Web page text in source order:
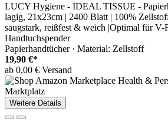
LUCY Hygiene - IDEAL TISSUE -
lagig, 21x23cm | 2400 Blatt | 100%
saugstark, reißfest & weich |Optimal für V-
Handtuchspender
Papierhandtücher · Material: Zellstoff
19,90 €*
ab 0,00 € Versand
Marktplatz
Weitere Details